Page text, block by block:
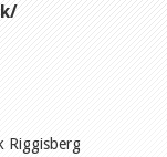
Riggisberg